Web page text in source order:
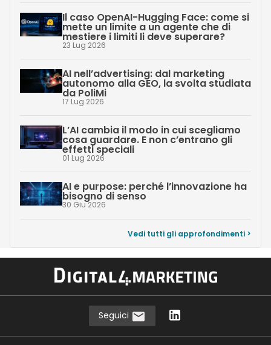
Il caso OpenAI-Hugging Face: come si
mette un limite a un agente che di
mestiere i limiti li deve superare?
23 Lug 2026
AI nell’advertising: dal marketing
autonomo alla GEO, la svolta studiata
da PoliMi
17 Lug 2026
L’AI cambia il modo in cui scegliamo
cosa guardare. E non c’entrano gli
effetti speciali
01 Lug 2026
AI e purpose: perché l’innovazione ha
bisogno di senso
30 Giu 2026
Vedi tutti gli approfondimenti >
Seguici